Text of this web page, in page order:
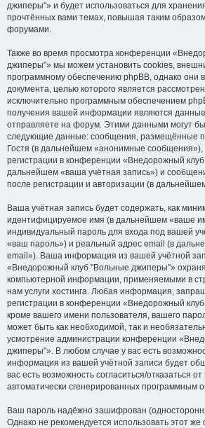
джиперы"» и будет использоваться для
прочтённых вами темах, повышая таким
форумами.
Также во время просмотра конференции
джиперы"» мы можем установить cookies,
программному обеспечению phpBB, однако они
документа, целью которого является
исключительно программным обеспечением
получения вашей информации являются
отправляете на форум. Этими данными могут
следующие данные: сообщения, размещённые
Гостя (в дальнейшем «анонимные
регистрации в конференции «Внедорожный
дальнейшем «ваша учётная запись») и
после регистрации и авторизации (в
Ваша учётная запись будет содержать, как
идентифицируемое имя (в дальнейшем «ваше
индивидуальный пароль для входа под вашей
«ваш пароль») и реальный адрес email (в
email»). Ваша информация из вашей учётной
«Внедорожный клуб "Вольные джиперы"»
компьютерной информации, применяемыми в
нам услуги хостинга. Любая информация,
регистрации в конференции «Внедорожный
кроме вашего имени пользователя, вашего
может быть как необходимой, так и
усмотрение администрации конференции
джиперы"». В любом случае у вас есть
информация из вашей учётной записи будет
вас есть возможность согласиться/отказаться
автоматически сгенерированных программным
Ваш пароль надёжно зашифрован
Однако не рекомендуется использовать этот